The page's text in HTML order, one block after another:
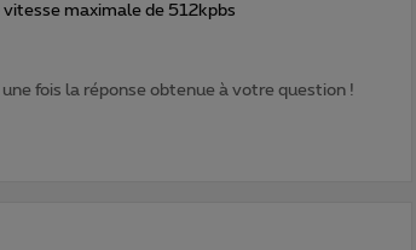
vitesse maximale de 512kpbs
fois la réponse obtenue à votre question !